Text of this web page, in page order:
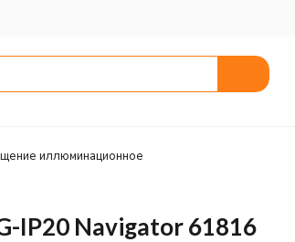
иллюминационное
IP20 Navigator 61816